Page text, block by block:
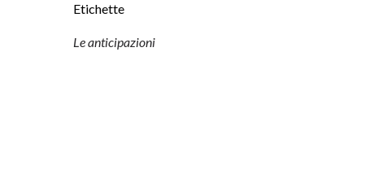
Etichette
Le anticipazioni